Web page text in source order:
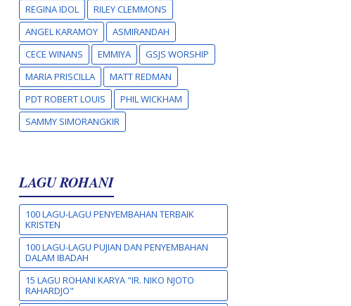
REGINA IDOL
RILEY CLEMMONS
ANGEL KARAMOY
ASMIRANDAH
CECE WINANS
EMMIYA
GSJS WORSHIP
MARIA PRISCILLA
MATT REDMAN
PDT ROBERT LOUIS
PHIL WICKHAM
SAMMY SIMORANGKIR
LAGU ROHANI
100 LAGU-LAGU PENYEMBAHAN TERBAIK
KRISTEN
100 LAGU-LAGU PUJIAN DAN PENYEMBAHAN
DALAM IBADAH
15 LAGU ROHANI KARYA "IR. NIKO NJOTO
RAHARDJO"